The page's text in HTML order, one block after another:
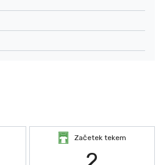
Začetek tekem